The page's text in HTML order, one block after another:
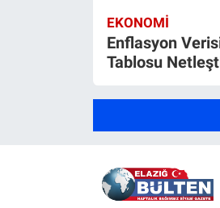
EKONOMI
Enflasyon
Tablosu